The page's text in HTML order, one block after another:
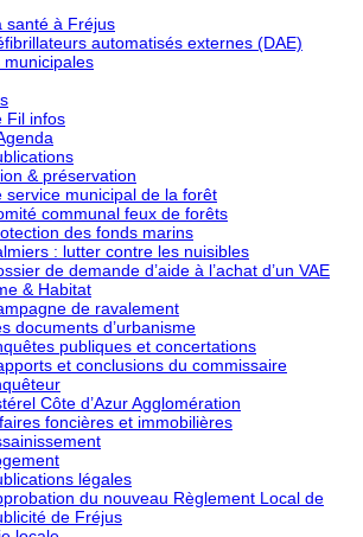
santé à Fréjus
automatisés externes (DAE)
municipales
Fil infos
& préservation
service municipal de la forêt
communal feux de forêts
des fonds marins
: lutter contre les nuisibles
de demande d’aide à l’achat d’un VAE
& Habitat
de ravalement
documents d’urbanisme
publiques et concertations
et conclusions du commissaire
Côte d’Azur Agglomération
foncières et immobilières
légales
du nouveau Règlement Local de
de Fréjus